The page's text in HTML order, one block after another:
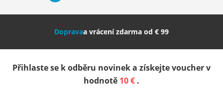
Nederland Italia (Italiano) Italien (Deutsch)
Slovenija
Dopravaa vrácení zdarma od € 99
Přihlaste se k odběru novinek a získejte voucher v
hodnotě 10 € .